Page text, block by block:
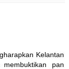
Kelantan
pan